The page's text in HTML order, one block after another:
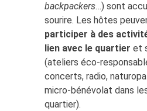
backpackers…) sont
sourire. Les hôtes
participer à des
lien avec le quartier et
(ateliers éco-
concerts, radio,
micro-bénévolat dans
quartier).